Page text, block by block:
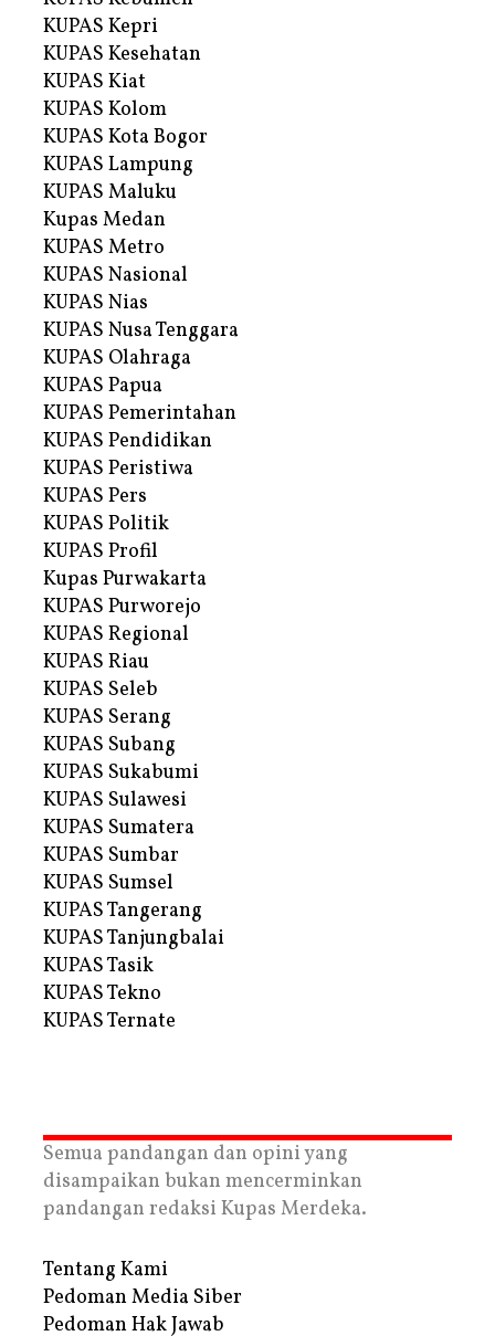
KUPAS Kepri
KUPAS Kesehatan
KUPAS Kiat
KUPAS Kolom
KUPAS Kota Bogor
KUPAS Lampung
KUPAS Maluku
Kupas Medan
KUPAS Metro
KUPAS Nasional
KUPAS Nias
KUPAS Nusa Tenggara
KUPAS Olahraga
KUPAS Papua
KUPAS Pemerintahan
KUPAS Pendidikan
KUPAS Peristiwa
KUPAS Pers
KUPAS Politik
KUPAS Profil
Kupas Purwakarta
KUPAS Purworejo
KUPAS Regional
KUPAS Riau
KUPAS Seleb
KUPAS Serang
KUPAS Subang
KUPAS Sukabumi
KUPAS Sulawesi
KUPAS Sumatera
KUPAS Sumbar
KUPAS Sumsel
KUPAS Tangerang
KUPAS Tanjungbalai
KUPAS Tasik
KUPAS Tekno
KUPAS Ternate
Semua pandangan dan opini yang
disampaikan bukan mencerminkan
pandangan redaksi Kupas Merdeka.
Tentang Kami
Pedoman Media Siber
Pedoman Hak Jawab